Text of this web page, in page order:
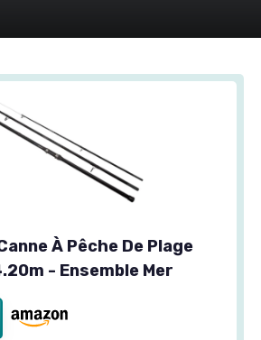
À Pêche De Plage
- Ensemble Mer